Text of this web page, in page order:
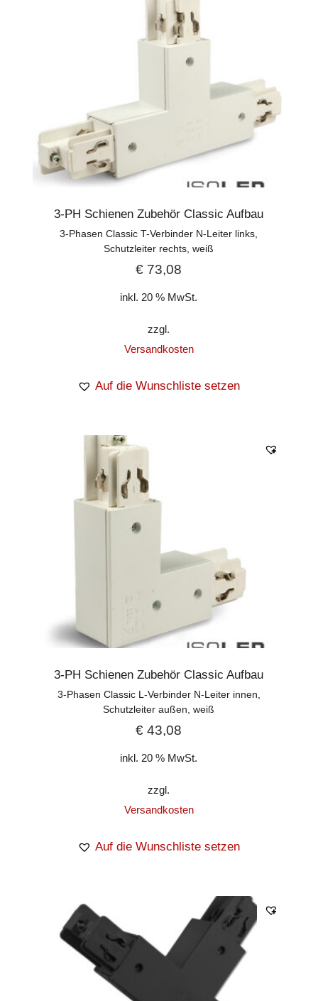
3-PH Schienen Zubehör Classic Aufbau
3-Phasen Classic T-Verbinder N-Leiter links,
Schutzleiter rechts, weiß
€ 73,08
inkl. 20 % MwSt.
zzgl.
Versandkosten
Auf die Wunschliste setzen
3-PH Schienen Zubehör Classic Aufbau
3-Phasen Classic L-Verbinder N-Leiter innen,
Schutzleiter außen, weiß
€ 43,08
inkl. 20 % MwSt.
zzgl.
Versandkosten
Auf die Wunschliste setzen